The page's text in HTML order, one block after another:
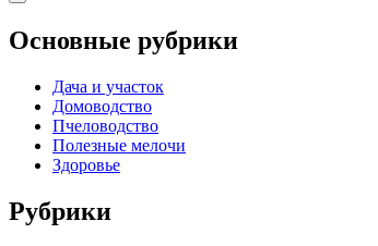
Основные рубрики
Дача и участок
Домоводство
Пчеловодство
Полезные мелочи
Здоровье
Рубрики